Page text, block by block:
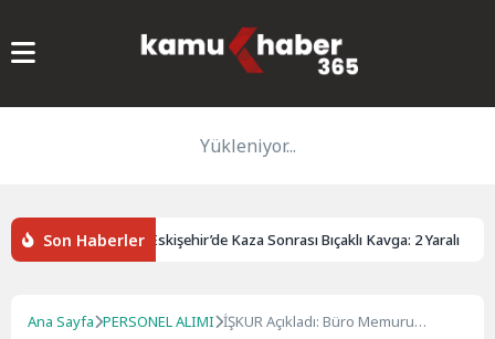
Yükleniyor...
Son Haberler
uyandırdı Eskişehir’de Kaza Sonrası Bıçaklı Kavga: 2 Yaralı
Ana Sayfa PERSONEL ALIMI İŞKUR Açıkladı: Büro Memuru